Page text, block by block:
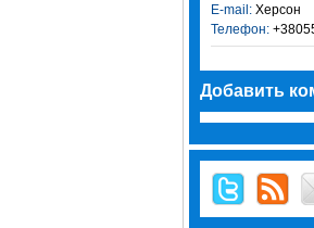
E-mail:Херсон
Телефон:
Добавить